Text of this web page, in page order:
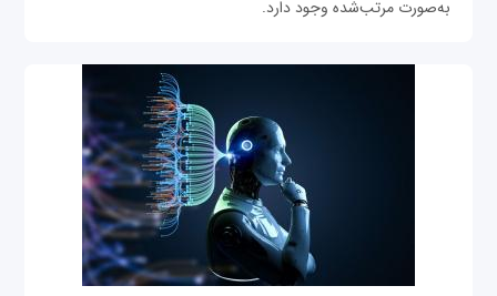
به‌صورت مرتب‌شده وجود دارد.